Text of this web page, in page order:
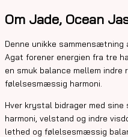
Om Jade, Ocean
Denne unikke sammensætning
Agat forener energien fra tre
en smuk balance mellem
følelsesmæssig harmoni.
Hver krystal bidrager med
harmoni, velstand og indre
lethed og følelsesmæssig